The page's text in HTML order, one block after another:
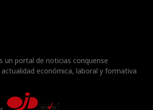
un portal de noticias conquense
actualidad económica, laboral y formativa